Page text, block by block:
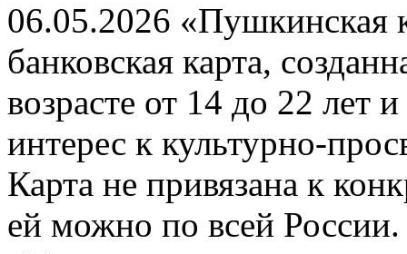
06.05.2026 «Пушкинская
банковская карта,
возрасте от 14 до 22 лет
интерес к культурно-
Карта не привязана к
ей можно по всей